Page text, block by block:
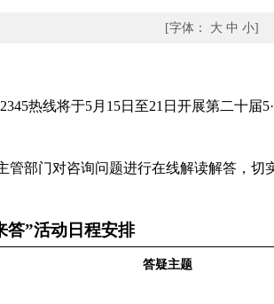
[字体： 大 中 小]
热线将于5月15日至21日开展第二十届
部门对咨询问题进行在线解读解答，切
答”活动日程安排
答疑主题